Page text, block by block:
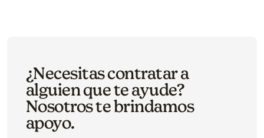
¿Necesitas contratar a
alguien que te ayude?
Nosotros te brindamos
apoyo.